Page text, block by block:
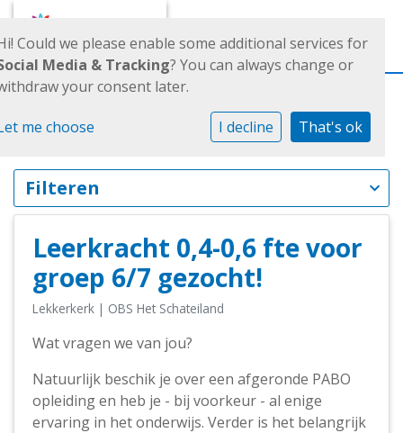
Vacatures
Filteren
Leerkracht 0,4-0,6 fte voor
groep 6/7 gezocht!
Lekkerkerk | OBS Het Schateiland
Wat vragen we van jou?
Natuurlijk beschik je over een afgeronde PABO
opleiding en heb je - bij voorkeur - al enige
ervaring in het onderwijs. Verder is het belangrijk
Could we please enable some additional services for
Media & Tracking? You can always change or
your consent later.
me choose I decline That's ok